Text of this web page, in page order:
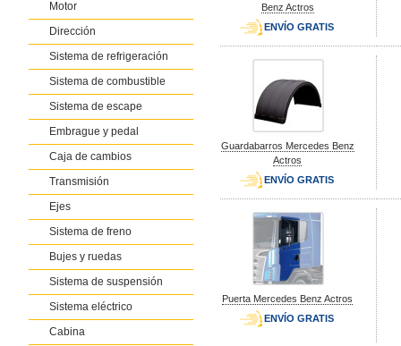
Motor
Dirección
Sistema de refrigeración
Sistema de combustible
Sistema de escape
Embrague y pedal
Caja de cambios
Transmisión
Ejes
Sistema de freno
Bujes y ruedas
Sistema de suspensión
Sistema eléctrico
Cabina
Benz Actros
ENVÍO GRATIS
Guardabarros Mercedes Benz
Actros
ENVÍO GRATIS
Puerta Mercedes Benz Actros
ENVÍO GRATIS